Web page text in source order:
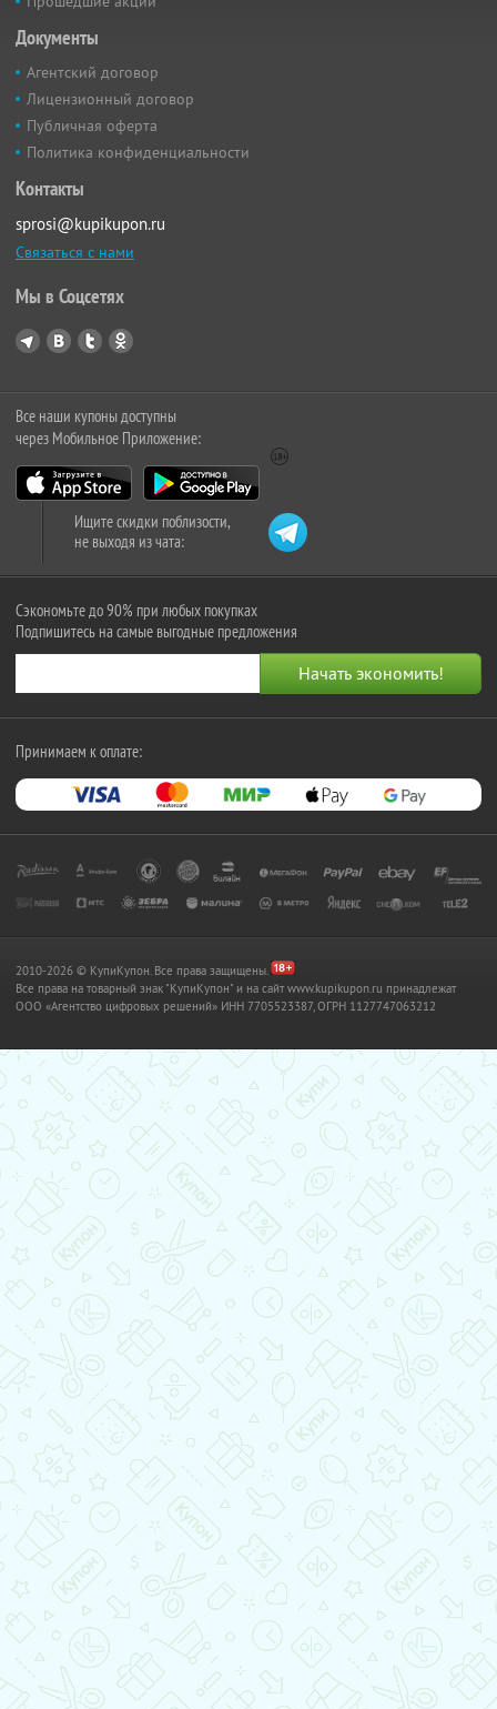
Документы
Агентский договор
Лицензионный договор
Публичная оферта
Политика конфиденциальности
Контакты
sprosi@kupikupon.ru
Связаться с нами
Мы в Соцсетях
Все наши купоны доступны
через Мобильное Приложение:
Ищите скидки поблизости,
не выходя из чата:
Сэкономьте до 90% при любых покупках
Подпишитесь на самые выгодные предложения
Принимаем к оплате:
2010-2026 © КупиКупон. Все права защищены.
Все права на товарный знак "КупиКупон" и на сайт www.kupikupon.ru принадлежат
OOO «Агентство цифровых решений» ИНН 7705523387, ОГРН 1127747063212